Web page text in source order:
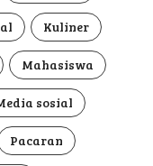
Kuliner
Mahasiswa
sosial
Pacaran